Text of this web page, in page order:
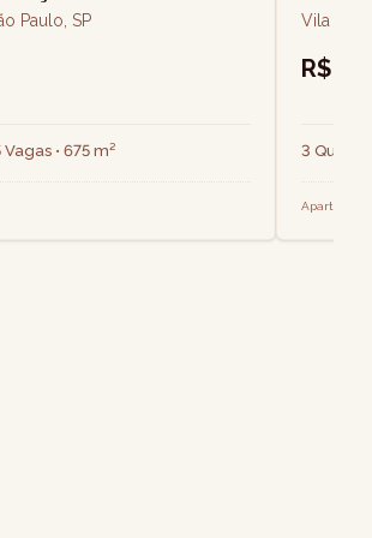
Paulo, SP
• 675 m²
Vila
R$
3